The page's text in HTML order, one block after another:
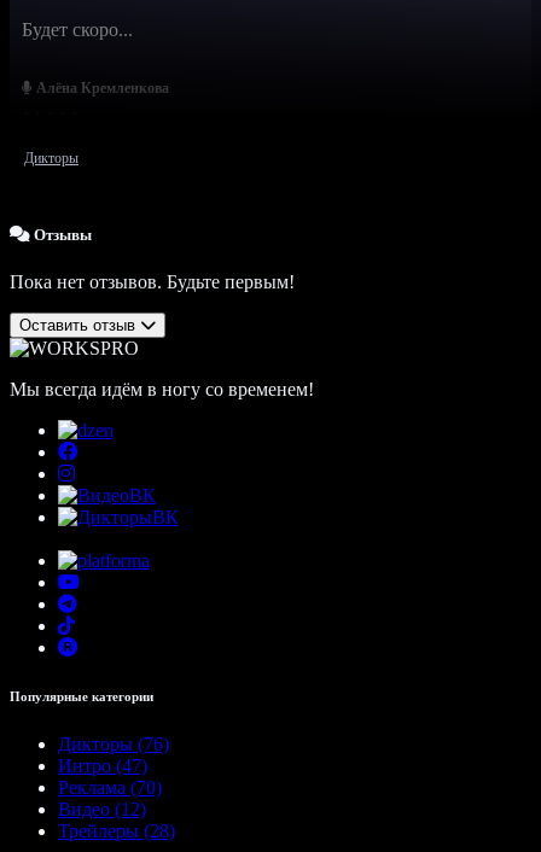
Алёна Кремленкова
Будет скоро...
Дикторы
Отзывы
Пока нет отзывов. Будьте первым!
Оставить отзыв
Мы всегда идём в ногу со временем!
Популярные категории
Дикторы (76)
Интро (47)
Реклама (70)
Видео (12)
Трейлеры (28)